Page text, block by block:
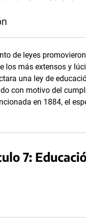
de leyes
los más extensos y
una ley de
con motivo del
en 1884, el
7: